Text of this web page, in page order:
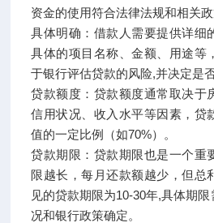
资金的使用符合法律法规和相关政
具体明确：借款人需要提供详细
具体的项目名称、金额、用途等
于银行评估贷款的风险,并决定是
贷款额度：贷款额度通常取决于
信用状况、收入水平等因素，贷
值的一定比例（如70%）。
贷款期限：贷款期限也是一个重
限越长，每月还款额越少，但总
见的贷款期限为10-30年,具体期
况和银行政策确定。